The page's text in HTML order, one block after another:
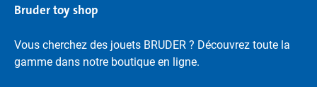
Bruder toy shop
Vous cherchez des jouets BRUDER ? Découvrez toute la
gamme dans notre boutique en ligne.